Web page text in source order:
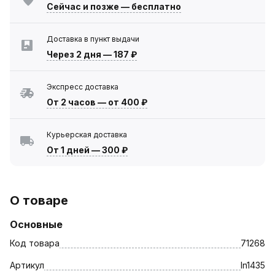
Сейчас и позже — бесплатно
Доставка в пункт выдачи
Через 2 дня —187 ₽
Экспресс доставка
От 2 часов — от 400 ₽
Курьерская доставка
От 1 дней —300 ₽
О товаре
Основные
Код товара 71268
Артикул ln1435